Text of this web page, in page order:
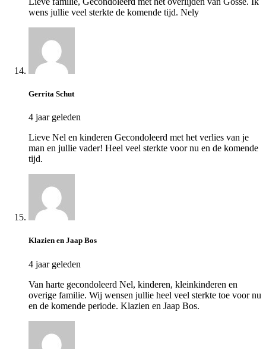
wens jullie veel sterkte de komende tijd. Nely
Gerrita Schut
4 jaar geleden
Lieve Nel en kinderen Gecondoleerd met het verlies van je
man en jullie vader! Heel veel sterkte voor nu en de komende
tijd.
Klazien en Jaap Bos
4 jaar geleden
Van harte gecondoleerd Nel, kinderen, kleinkinderen en
overige familie. Wij wensen jullie heel veel sterkte toe voor nu
en de komende periode. Klazien en Jaap Bos.